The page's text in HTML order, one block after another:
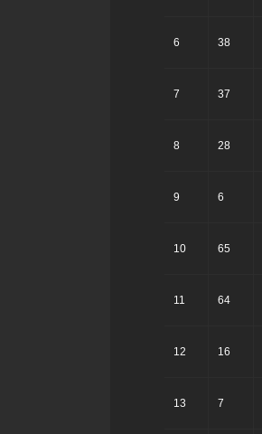
6 38
7 37
8 28
9 6
10 65
11 64
12 16
13 7